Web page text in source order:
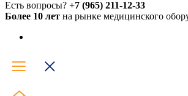
Есть вопросы? +7 (965) 211-12-33
Более 10 лет на рынке медицинского